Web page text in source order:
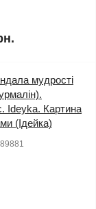
мудрості
Ideyka. Картина
(Ідейка)
89881